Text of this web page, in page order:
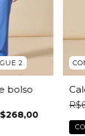
2
bolso